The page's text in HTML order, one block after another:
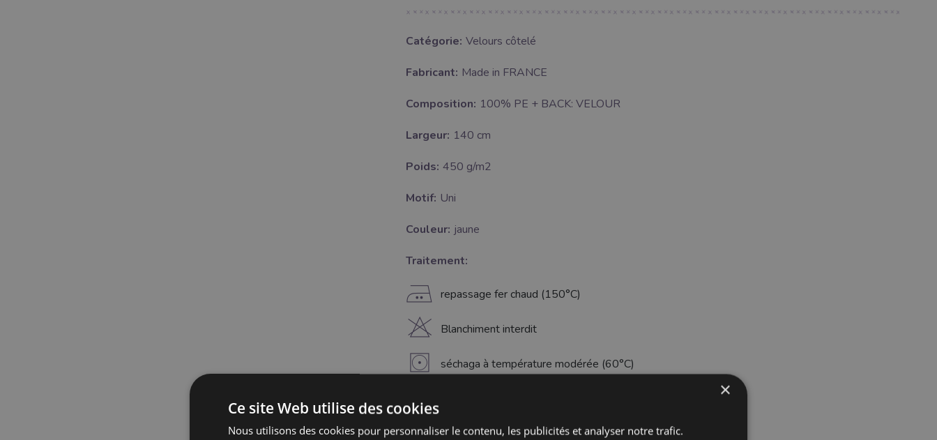
Catégorie: Velours côtelé
Fabricant: Made in FRANCE
Composition: 100% PE + BACK: VELOUR
Largeur: 140 cm
Poids: 450 g/m2
Motif: Uni
Couleur: jaune
Traitement:
E repassage fer chaud (150°C)
H Blanchiment interdit
V séchaga à température modérée (60°C)
K
lavage à 30°C
×
Ce site Web utilise des cookies
Nous utilisons des cookies pour personnaliser le contenu, les publicités et analyser notre trafic.